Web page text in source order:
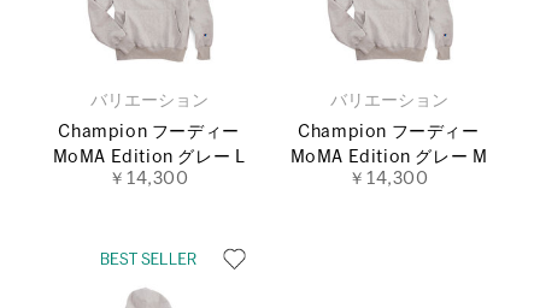
バリエーション
Champion フーディー
MoMA Edition グレー L
￥14,300
バリエーション
Champion フーディー
MoMA Edition グレー M
￥14,300